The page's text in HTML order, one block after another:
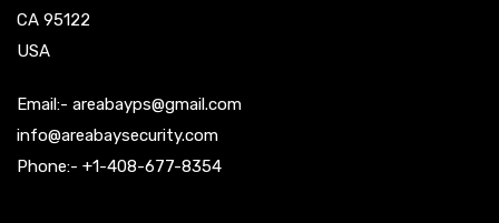
CA 95122
USA
Email:- areabayps@gmail.com
info@areabaysecurity.com
Phone:- +1-408-677-8354